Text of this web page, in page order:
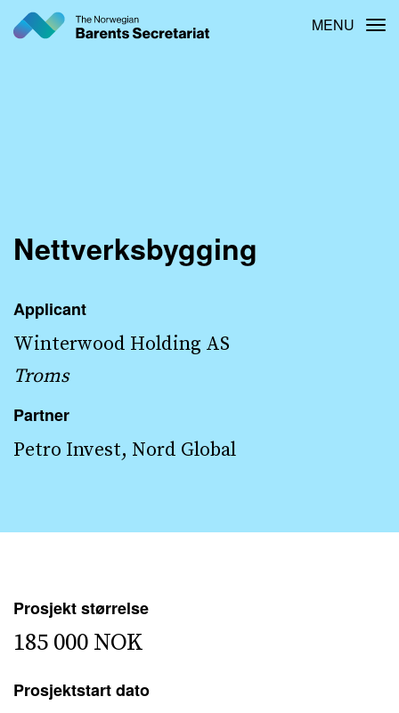
Skip
MENU
Nettverksbygging
Applicant
Winterwood Holding AS
Troms
Partner
Petro Invest, Nord Global
Prosjekt størrelse
185 000 NOK
Prosjektstart dato